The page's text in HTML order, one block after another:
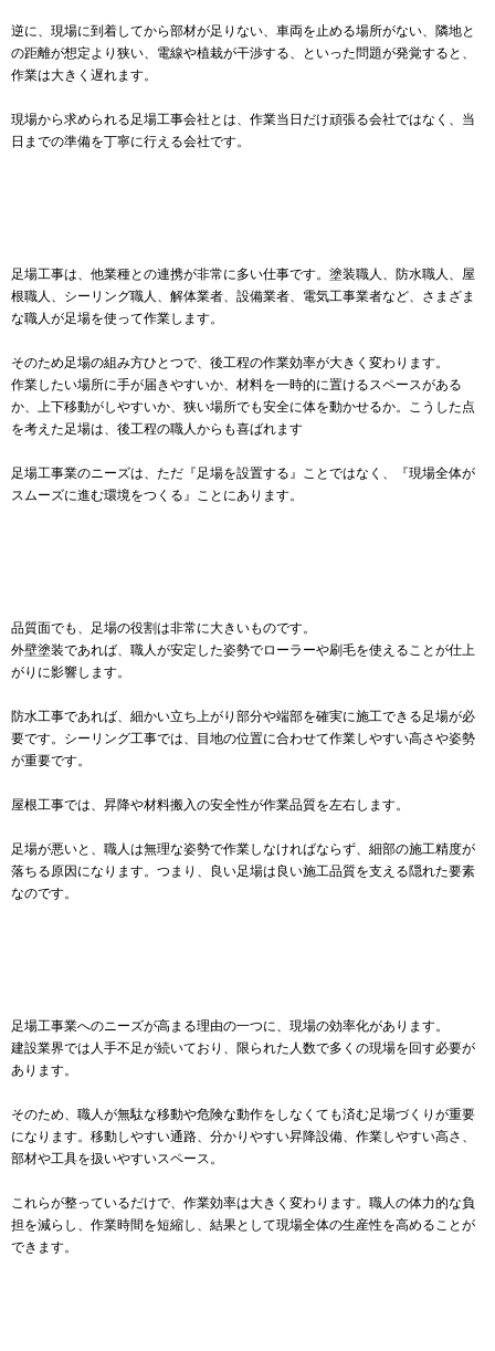
逆に、現場に到着してから部材が足りない、車両を止める場所がない、隣地と
の距離が想定より狭い、電線や植栽が干渉する、といった問題が発覚すると、
作業は大きく遅れます。
現場から求められる足場工事会社とは、作業当日だけ頑張る会社ではなく、当
日までの準備を丁寧に行える会社です。
足場工事は、他業種との連携が非常に多い仕事です。塗装職人、防水職人、屋
根職人、シーリング職人、解体業者、設備業者、電気工事業者など、さまざま
な職人が足場を使って作業します。
そのため足場の組み方ひとつで、後工程の作業効率が大きく変わります。
作業したい場所に手が届きやすいか、材料を一時的に置けるスペースがある
か、上下移動がしやすいか、狭い場所でも安全に体を動かせるか。こうした点
を考えた足場は、後工程の職人からも喜ばれます
足場工事業のニーズは、ただ『足場を設置する』ことではなく、『現場全体が
スムーズに進む環境をつくる』ことにあります。
品質面でも、足場の役割は非常に大きいものです。
外壁塗装であれば、職人が安定した姿勢でローラーや刷毛を使えることが仕上
がりに影響します。
防水工事であれば、細かい立ち上がり部分や端部を確実に施工できる足場が必
要です。シーリング工事では、目地の位置に合わせて作業しやすい高さや姿勢
が重要です。
屋根工事では、昇降や材料搬入の安全性が作業品質を左右します。
足場が悪いと、職人は無理な姿勢で作業しなければならず、細部の施工精度が
落ちる原因になります。つまり、良い足場は良い施工品質を支える隠れた要素
なのです。
足場工事業へのニーズが高まる理由の一つに、現場の効率化があります。
建設業界では人手不足が続いており、限られた人数で多くの現場を回す必要が
あります。
そのため、職人が無駄な移動や危険な動作をしなくても済む足場づくりが重要
になります。移動しやすい通路、分かりやすい昇降設備、作業しやすい高さ、
部材や工具を扱いやすいスペース。
これらが整っているだけで、作業効率は大きく変わります。職人の体力的な負
担を減らし、作業時間を短縮し、結果として現場全体の生産性を高めることが
できます。